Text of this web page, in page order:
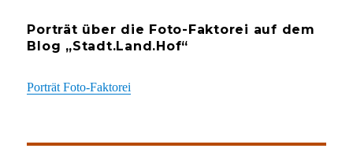
Porträt über die Foto-Faktorei auf dem
Blog „Stadt.Land.Hof“
Porträt Foto-Faktorei